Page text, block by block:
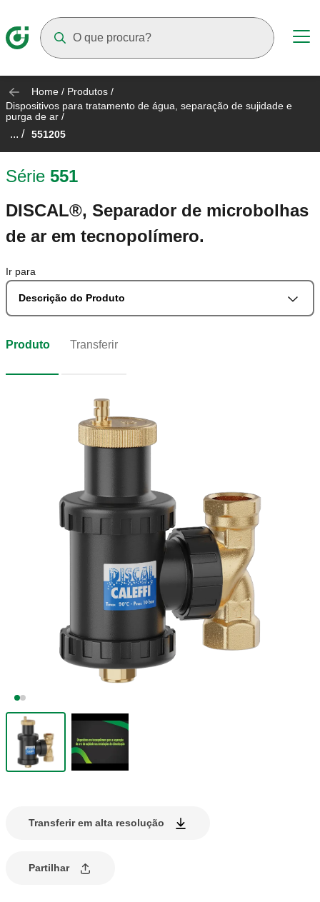
Home / Produtos /
Dispositivos para tratamento de água, separação de sujidade e
purga de ar /
... / 551205
Série 551
DISCAL®, Separador de microbolhas
de ar em tecnopolímero.
Ir para
Descrição do Produto
Produto Transferir
Transferir em alta resolução
Partilhar